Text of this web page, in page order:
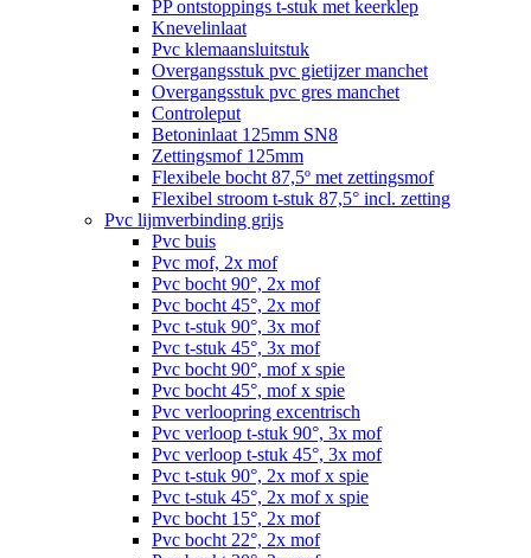
PP ontstoppings t-stuk met keerklep
Knevelinlaat
Pvc klemaansluitstuk
Overgangsstuk pvc gietijzer manchet
Overgangsstuk pvc gres manchet
Controleput
Betoninlaat 125mm SN8
Zettingsmof 125mm
Flexibele bocht 87,5º met zettingsmof
Flexibel stroom t-stuk 87,5° incl. zetting
Pvc lijmverbinding grijs
Pvc buis
Pvc mof, 2x mof
Pvc bocht 90°, 2x mof
Pvc bocht 45°, 2x mof
Pvc t-stuk 90°, 3x mof
Pvc t-stuk 45°, 3x mof
Pvc bocht 90°, mof x spie
Pvc bocht 45°, mof x spie
Pvc verloopring excentrisch
Pvc verloop t-stuk 90°, 3x mof
Pvc verloop t-stuk 45°, 3x mof
Pvc t-stuk 90°, 2x mof x spie
Pvc t-stuk 45°, 2x mof x spie
Pvc bocht 15°, 2x mof
Pvc bocht 22°, 2x mof